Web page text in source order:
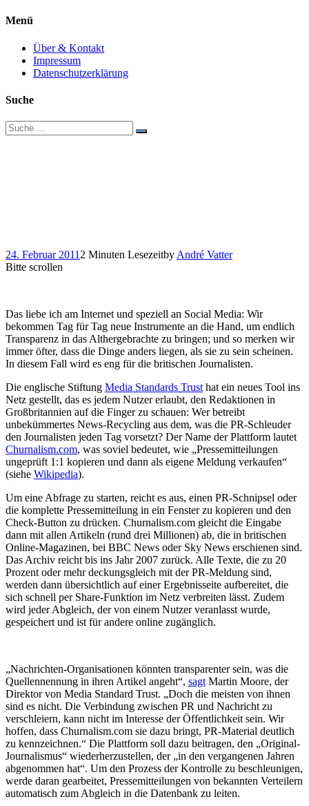
Menü
Über & Kontakt
Impressum
Datenschutzerklärung
Suche
Suche
nach:
24. Februar 2011 2 Minuten Lesezeitby André Vatter
Bitte scrollen
Das liebe ich am Internet und speziell an Social Media: Wir
bekommen Tag für Tag neue Instrumente an die Hand, um endlich
Transparenz in das Althergebrachte zu bringen; und so merken wir
immer öfter, dass die Dinge anders liegen, als sie zu sein scheinen.
In diesem Fall wird es eng für die britischen Journalisten.
Die englische Stiftung Media Standards Trust hat ein neues Tool ins
Netz gestellt, das es jedem Nutzer erlaubt, den Redaktionen in
Großbritannien auf die Finger zu schauen: Wer betreibt
unbekümmertes News-Recycling aus dem, was die PR-Schleuder
den Journalisten jeden Tag vorsetzt? Der Name der Plattform lautet
Churnalism.com, was soviel bedeutet, wie „Pressemitteilungen
ungeprüft 1:1 kopieren und dann als eigene Meldung verkaufen“
(siehe Wikipedia).
Um eine Abfrage zu starten, reicht es aus, einen PR-Schnipsel oder
die komplette Pressemitteilung in ein Fenster zu kopieren und den
Check-Button zu drücken. Churnalism.com gleicht die Eingabe
dann mit allen Artikeln (rund drei Millionen) ab, die in britischen
Online-Magazinen, bei BBC News oder Sky News erschienen sind.
Das Archiv reicht bis ins Jahr 2007 zurück. Alle Texte, die zu 20
Prozent oder mehr deckungsgleich mit der PR-Meldung sind,
werden dann übersichtlich auf einer Ergebnisseite aufbereitet, die
sich schnell per Share-Funktion im Netz verbreiten lässt. Zudem
wird jeder Abgleich, der von einem Nutzer veranlasst wurde,
gespeichert und ist für andere online zugänglich.
„Nachrichten-Organisationen könnten transparenter sein, was die
Quellennennung in ihren Artikel angeht“, sagt Martin Moore, der
Direktor von Media Standard Trust. „Doch die meisten von ihnen
sind es nicht. Die Verbindung zwischen PR und Nachricht zu
verschleiern, kann nicht im Interesse der Öffentlichkeit sein. Wir
hoffen, dass Churnalism.com sie dazu bringt, PR-Material deutlich
zu kennzeichnen.“ Die Plattform soll dazu beitragen, den „Original-
Journalismus“ wiederherzustellen, der „in den vergangenen Jahren
abgenommen hat“. Um den Prozess der Kontrolle zu beschleunigen,
werde daran gearbeitet, Pressemitteilungen von bekannten Verteilern
automatisch zum Abgleich in die Datenbank zu leiten.